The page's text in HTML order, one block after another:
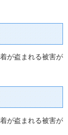
が盗まれる被害が
が盗まれる被害が